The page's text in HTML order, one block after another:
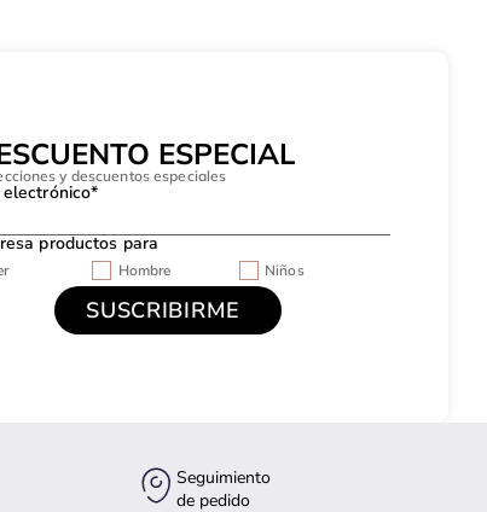
ESPECIAL
y descuentos especiales
electrónico*
productos para
Hombre
Niños
Seguimiento
de pedido